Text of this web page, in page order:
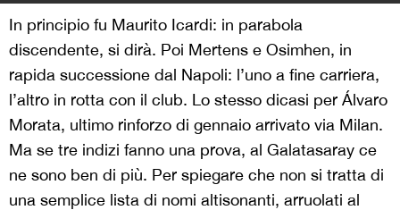
In principio fu Maurito Icardi: in parabola
discendente, si dirà. Poi Mertens e Osimhen, in
rapida successione dal Napoli: l’uno a fine carriera,
l’altro in rotta con il club. Lo stesso dicasi per Álvaro
Morata, ultimo rinforzo di gennaio arrivato via Milan.
Ma se tre indizi fanno una prova, al Galatasaray ce
ne sono ben di più. Per spiegare che non si tratta di
una semplice lista di nomi altisonanti, arruolati al